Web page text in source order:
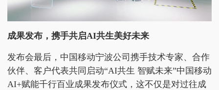
成果发布 ， 携手共启AI共生美好未来
发布会最后，中国移动宁波公司携手技术专家、合作
伙伴、客户代表共同启动“AI共生 智赋未来”中国移动
AI+赋能千行百业成果发布仪式，这不仅是对过往成